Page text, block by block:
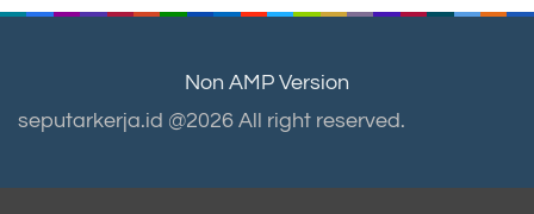
Non AMP Version
seputarkerja.id @2026 All right reserved.